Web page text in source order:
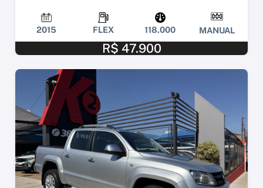
2015 FLEX 118.000 MANUAL
R$ 47.900